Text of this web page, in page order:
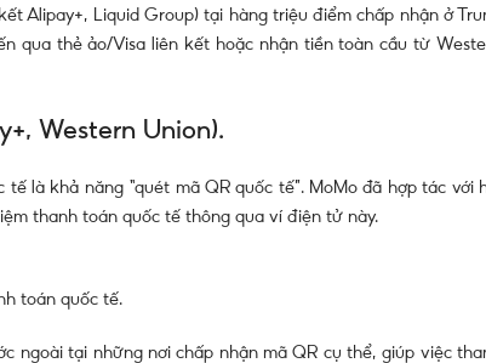
Alipay+, Liquid Group) tại hàng triệu điểm chấp nhận ở
qua thẻ ảo/Visa liên kết hoặc nhận tiền toàn cầu từ
Western Union).
là khả năng “quét mã QR quốc tế”. MoMo đã hợp tác với
thanh toán quốc tế thông qua ví điện tử này.
toán quốc tế.
ngoài tại những nơi chấp nhận mã QR cụ thể, giúp việc